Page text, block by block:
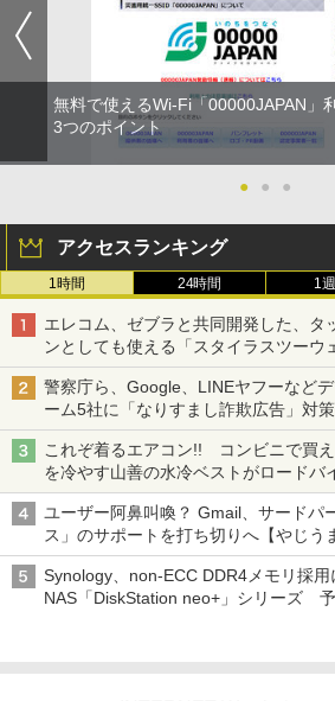
無料で使えるWi-Fi「00000JAPAN」
3つのポイント
● ● ●
アクセスランキング
1時間 24時間 1
エレコム、ゼブラと共同開発した、タ
ンとしても使える「スタイラスツーウ
も、持ち替えずに書き込める
警察庁ら、Google、LINEヤフーなど
ーム5社に「なりすまし詐欺広告」対
真や映像を使った投資詐欺などへの対
これぞ着るエアコン!! コンビニで買
を冷やす山善の水冷ベストがロードバ
ち・ざ・ろーど！その14】【空いた時
ユーザー阿鼻叫喚？ Gmail、サードパ
ス」のサポートを打ち切りへ【やじう
Synology、non-ECC DDR4メモリ採
NAS「DiskStation neo+」シリーズ 予